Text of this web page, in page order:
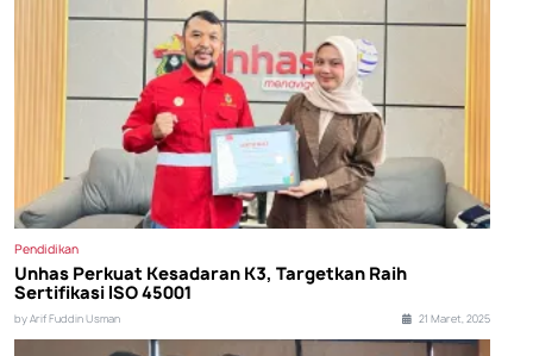
Pendidikan
Unhas Perkuat Kesadaran K3, Targetkan Raih
Sertifikasi ISO 45001
by Arif Fuddin Usman 21 Maret, 2025